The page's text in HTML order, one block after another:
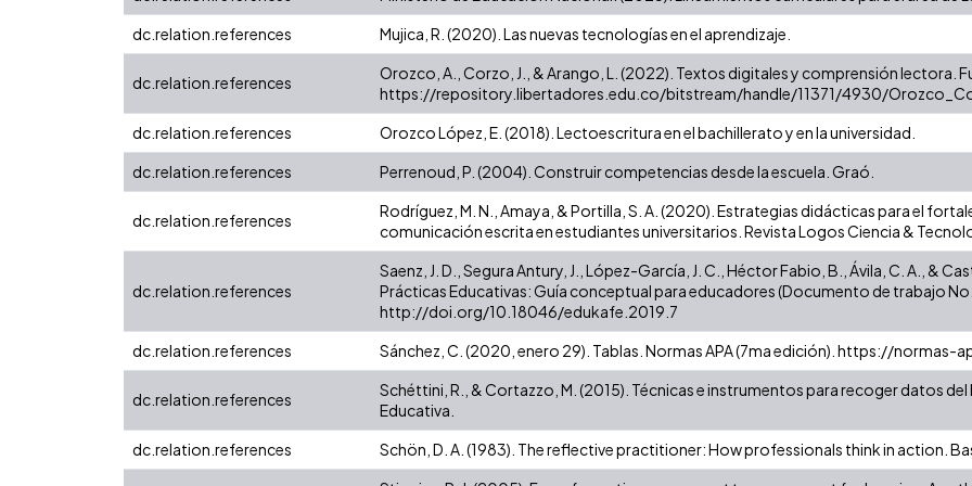
dc.relation.references
Mujica, R. (2020). Las nuevas tecnologías en el aprendizaje.
dc.relation.references
Orozco, A., Corzo, J., & Arango, L. (2022). Textos digitales y comprensión lectora.
https://repository.libertadores.edu.co/bitstream/handle/11371/4930/
dc.relation.references
Orozco López, E. (2018). Lectoescritura en el bachillerato y en la universidad.
dc.relation.references
Perrenoud, P. (2004). Construir competencias desde la escuela. Graó.
dc.relation.references
Rodríguez, M. N., Amaya, & Portilla, S. A. (2020). Estrategias didácticas para el
comunicación escrita en estudiantes universitarios. Revista Logos Ciencia &
dc.relation.references
Saenz, J. D., Segura Antury, J., López-García, J. C., Héctor Fabio, B., Ávila, C. A., &
Prácticas Educativas: Guía conceptual para educadores (Documento de trabajo No.
http://doi.org/10.18046/edukafe.2019.7
dc.relation.references
Sánchez, C. (2020, enero 29). Tablas. Normas APA (7ma edición). https://
dc.relation.references
Schéttini, R., & Cortazzo, M. (2015). Técnicas e instrumentos para recoger datos
Educativa.
dc.relation.references
Schön, D. A. (1983). The reflective practitioner: How professionals think in action.